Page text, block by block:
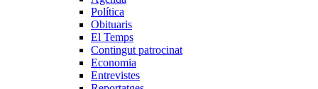
Política
Obituaris
El Temps
Contingut patrocinat
Economia
Entrevistes